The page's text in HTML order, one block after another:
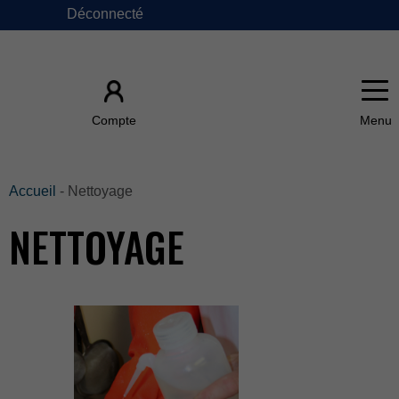
Déconnecté
ACCUEIL
FAQ
Compte
Accueil -Nettoyage
NETTOYAGE